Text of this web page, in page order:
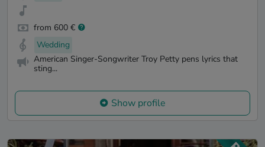
from 600 €
Wedding
American Singer-Songwriter Troy Petty pens lyrics that
sting...
Show profile